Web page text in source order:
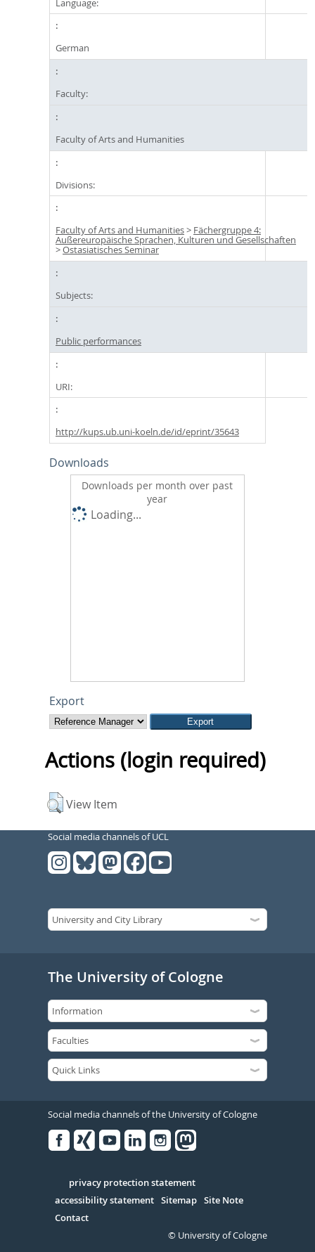
German
Faculty:
Faculty of Arts and Humanities
Divisions:
Faculty of Arts and Humanities> Fächergruppe 4:
Außereuropäische Sprachen, Kulturen und Gesellschaften
>Ostasiatisches Seminar
Subjects:
Public performances
URI:
http://kups.ub.uni-koeln.de/id/eprint/35643
Downloads
Downloads per month over past
year
Loading...
Export
Actions (login required)
View Item
Social media channels of UCL
The University of Cologne
Social media channels of the University of Cologne
Serivce
privacy protection statement
accessibility statement Sitemap Site Note
Contact
© University of Cologne